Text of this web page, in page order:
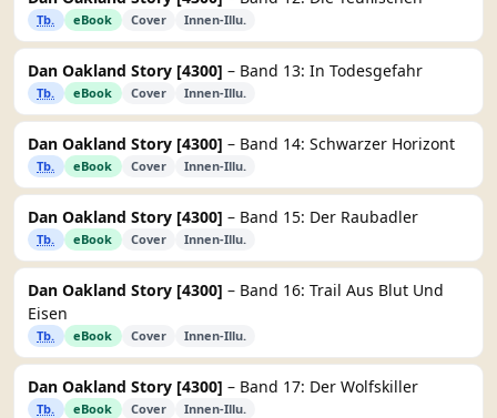
Tb. eBook Cover Innen-Illu.
Dan Oakland Story [4300] – Band 13: In Todesgefahr
Tb. eBook Cover Innen-Illu.
Dan Oakland Story [4300] – Band 14: Schwarzer Horizont
Tb. eBook Cover Innen-Illu.
Dan Oakland Story [4300] – Band 15: Der Raubadler
Tb. eBook Cover Innen-Illu.
Dan Oakland Story [4300] – Band 16: Trail Aus Blut Und
Eisen
Tb. eBook Cover Innen-Illu.
Dan Oakland Story [4300] – Band 17: Der Wolfskiller
Tb. eBook Cover Innen-Illu.